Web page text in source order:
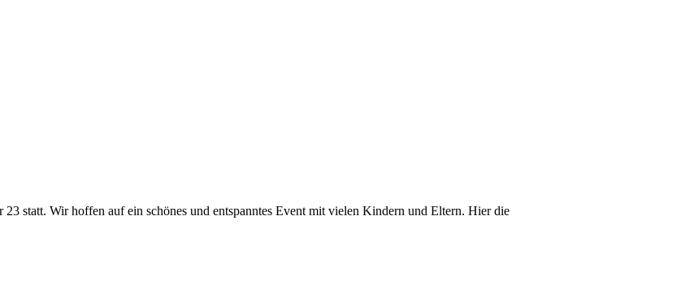
statt. Wir hoffen auf ein schönes und entspanntes Event mit vielen Kindern und Eltern. Hier die